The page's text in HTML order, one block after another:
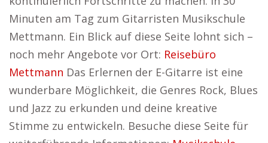
Minuten am Tag zum Gitarristen Musikschule
Mettmann. Ein Blick auf diese Seite lohnt sich –
noch mehr Angebote vor Ort: Reisebüro
Mettmann Das Erlernen der E-Gitarre ist eine
wunderbare Möglichkeit, die Genres Rock, Blues
und Jazz zu erkunden und deine kreative
Stimme zu entwickeln. Besuche diese Seite für